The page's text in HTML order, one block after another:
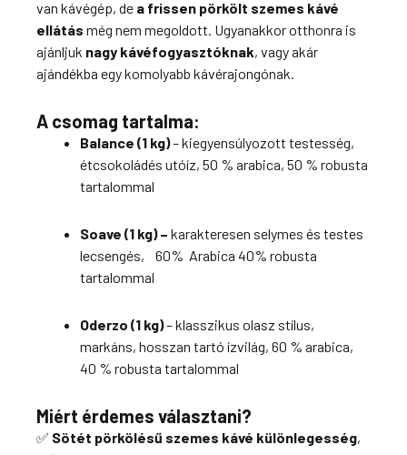
van kávégép, de a frissen pörkölt szemes kávé
ellátás még nem megoldott. Ugyanakkor otthonra is
ajánljuk nagy kávéfogyasztóknak, vagy akár
ajándékba egy komolyabb kávérajongónak.
A csomag tartalma:
Balance (1 kg)– kiegyensúlyozott testesség,
étcsokoládés utóíz, 50 % arabica, 50 % robusta
tartalommal
Soave (1 kg) – karakteresen selymes és testes
lecsengés,
60% Arabica 40% robusta
tartalommal
Oderzo (1 kg)–klasszikus olasz stílus,
markáns, hosszan tartó ízvilág, 60 % arabica,
40 % robusta tartalommal
Miért érdemes választani?
✅ Sötét pörkölésű szemes kávé különlegesség,